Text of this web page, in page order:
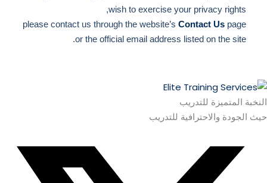
wish to exercise your privacy rights,
please contact us through the website’s Contact Us page
or the official email address listed on the site.
النخبة المتميزة للتدريب
حيث الجودة والاحترافية للتدريب